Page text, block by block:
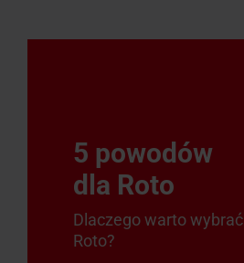
5 powodów
dla Roto
Dlaczego warto wybrać
Roto?